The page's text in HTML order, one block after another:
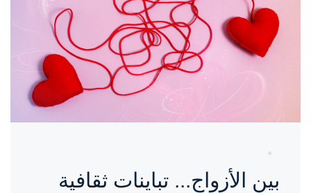
بين الأزواج... تباينات ثقافية